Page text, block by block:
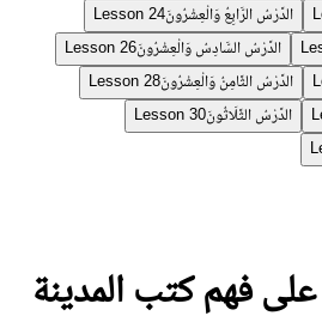
الدَّرْسُ الرَّابِعُ وَالْعِشْرُونَLesson 24
الدَّرْسُ السَّادِسُ وَالْعِشْرُونَLesson 26
الدَّرْسُ الثَّامِنُ وَالْعِشْرُونَLesson 28
الدَّرْسُ الثَّلَاثُونَLesson 30
على فهم كتب المدينة